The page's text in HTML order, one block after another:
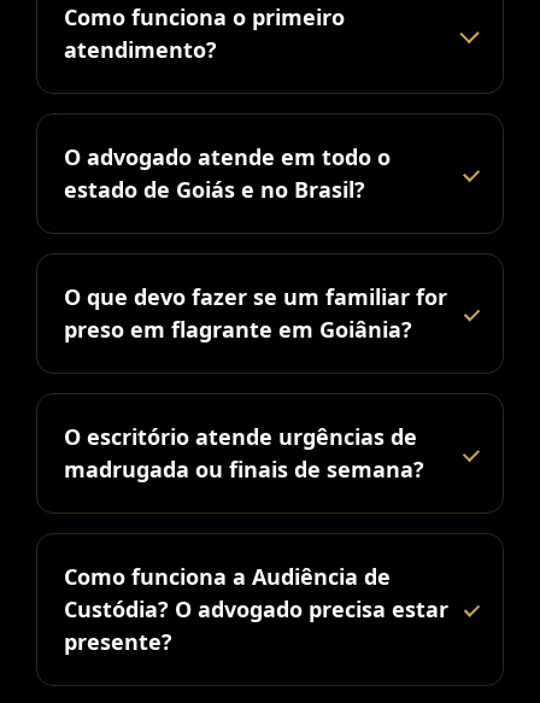
Como funciona o primeiro
atendimento?
O advogado atende em todo o
estado de Goiás e no Brasil?
O que devo fazer se um familiar for
preso em flagrante em Goiânia?
O escritório atende urgências de
madrugada ou finais de semana?
Como funciona a Audiência de
Custódia? O advogado precisa estar
presente?